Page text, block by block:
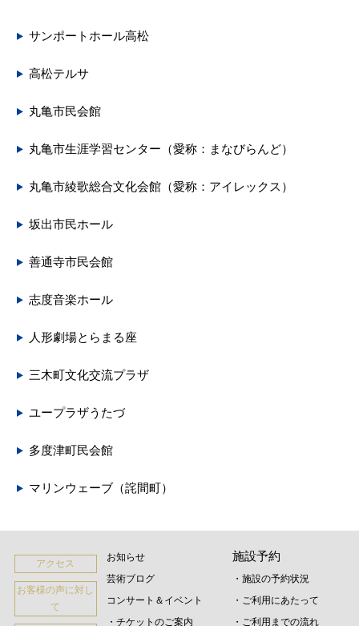
サンポートホール高松
高松テルサ
丸亀市民会館
丸亀市生涯学習センター（愛称：まなびらんど）
丸亀市綾歌総合文化会館（愛称：アイレックス）
坂出市民ホール
善通寺市民会館
志度音楽ホール
人形劇場とらまる座
三木町文化交流プラザ
ユープラザうたづ
多度津町民会館
マリンウェーブ（詫間町）
アクセス
お客様の声に対し
て
お知らせ
芸術ブログ
コンサート＆イベント
・チケットのご案内
施設予約
・施設の予約状況
・ご利用にあたって
・ご利用までの流れ